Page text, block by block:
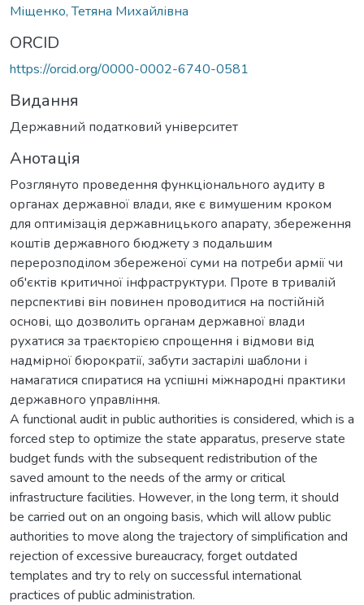
Міщенко, Тетяна Михайлівна
ORCID
https://orcid.org/0000-0002-6740-0581
Видання
Державний податковий університет
Анотація
Розглянуто проведення функціонального аудиту в
органах державної влади, яке є вимушеним кроком
для оптимізація державницького апарату, збереження
коштів державного бюджету з подальшим
перерозподілом збереженої суми на потреби армії чи
об'єктів критичної інфраструктури. Проте в тривалій
перспективі він повинен проводитися на постійній
основі, що дозволить органам державної влади
рухатися за траєкторією спрощення і відмови від
надмірної бюрократії, забути застарілі шаблони і
намагатися спиратися на успішні міжнародні практики
державного управління.
A functional audit in public authorities is considered, which is a
forced step to optimize the state apparatus, preserve state
budget funds with the subsequent redistribution of the
saved amount to the needs of the army or critical
infrastructure facilities. However, in the long term, it should
be carried out on an ongoing basis, which will allow public
authorities to move along the trajectory of simplification and
rejection of excessive bureaucracy, forget outdated
templates and try to rely on successful international
practices of public administration.